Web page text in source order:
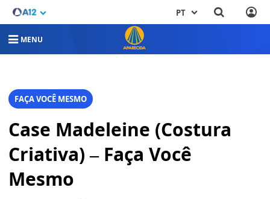
PT
MENU
FAÇA VOCÊ MESMO
Case Madeleine (Costura
Criativa) – Faça Você
Mesmo